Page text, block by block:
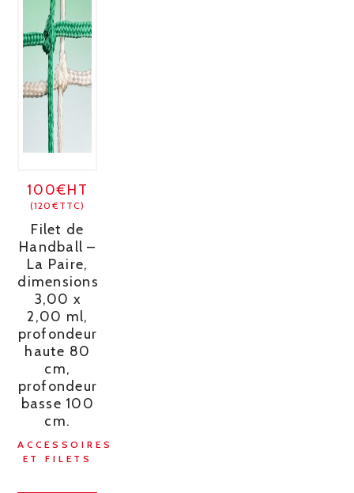
100€HT
(120€TTC)
Filet de
Handball –
La Paire,
dimensions
3,00 x
2,00 ml,
profondeur
haute 80
cm,
profondeur
basse 100
cm.
ACCESSOIRES
ET FILETS